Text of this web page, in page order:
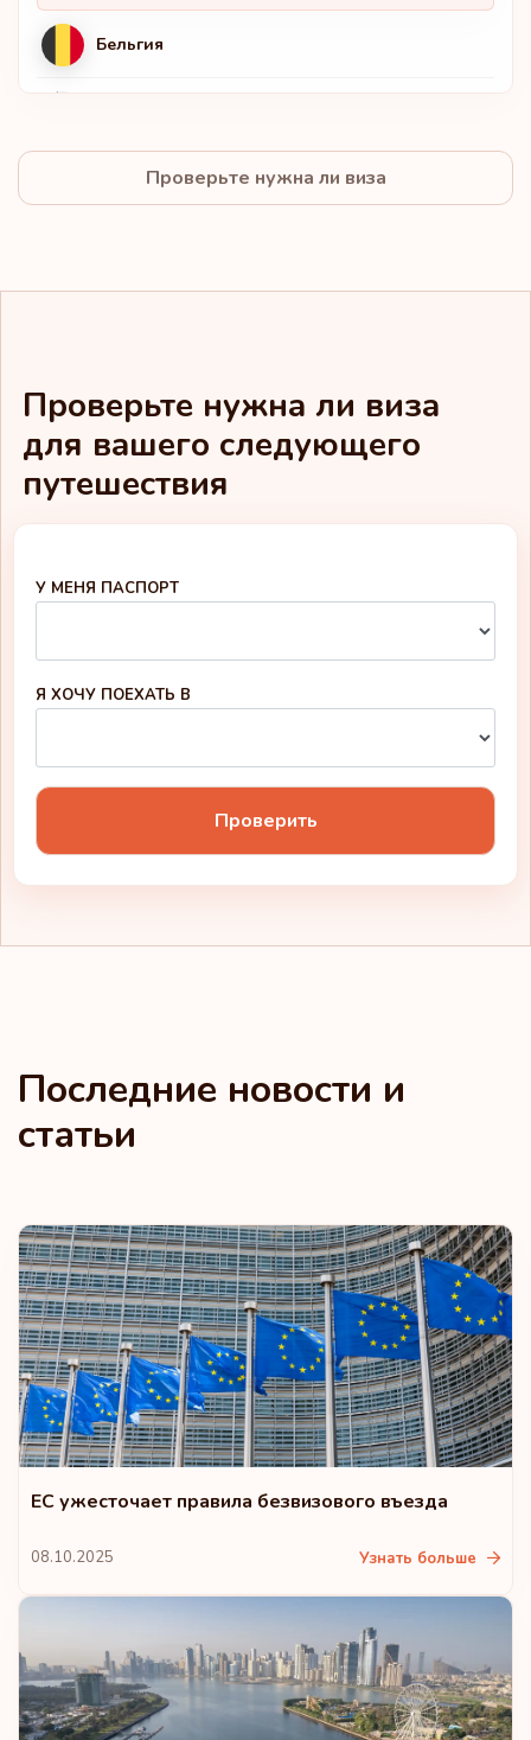
Бельгия
Италия
Швеция
Германия
Австрия
Дания
Португалия
Рейтинг: 6 Направления:187
Венгрия
Рейтинг: 7 Направления:186
Канада
Рейтинг: 8 Направления:185
Чешская Республика
Польша
Словения
Проверьте нужна ли виза
Проверьте нужна ли виза
для вашего следующего
путешествия
У МЕНЯ ПАСПОРТ
Я ХОЧУ ПОЕХАТЬ В
Проверить
Последние новости и
статьи
ЕС ужесточает правила безвизового въезда
08.10.2025 Узнать больше